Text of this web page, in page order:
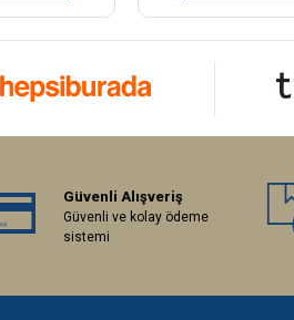
Güvenli Alışveriş
Güvenli ve kolay ödeme
sistemi